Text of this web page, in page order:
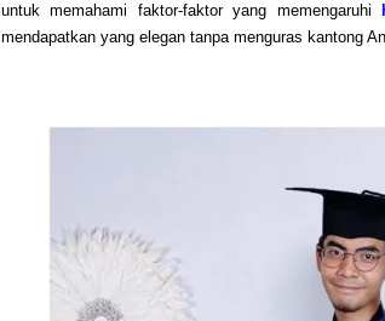
untuk memahami faktor-faktor yang memengaruhi
mendapatkan yang elegan tanpa menguras kantong